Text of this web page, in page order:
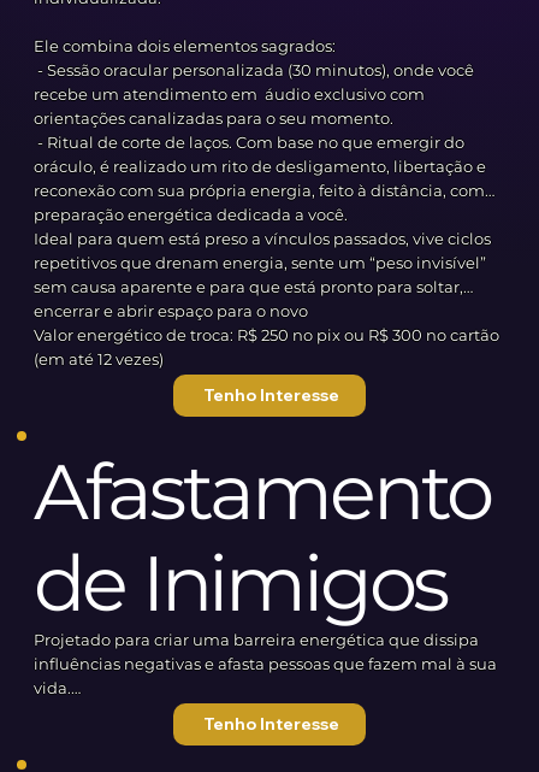
Ele combina dois elementos sagrados:
- Sessão oracular personalizada (30 minutos), onde você
recebe um atendimento em áudio exclusivo com
orientações canalizadas para o seu momento.
- Ritual de corte de laços. Com base no que emergir do
oráculo, é realizado um rito de desligamento, libertação e
reconexão com sua própria energia, feito à distância, com
preparação energética dedicada a você.
Ideal para quem está preso a vínculos passados, vive ciclos
repetitivos que drenam energia, sente um “peso invisível”
sem causa aparente e para que está pronto para soltar,
encerrar e abrir espaço para o novo
Valor energético de troca: R$ 250 no pix ou R$ 300 no cartão
(em até 12 vezes)
Tenho Interesse
Afastamento
de Inimigos
Projetado para criar uma barreira energética que dissipa
influências negativas e afasta pessoas que fazem mal à sua
vida.
Este ritual é uma defesa ativa contra aqueles que
perturbam seu equilíbrio emocional e mental. Ao invocar
Tenho Interesse